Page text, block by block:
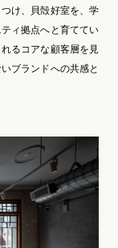
け、貝殻好室を、学
ィ拠点へと育ててい
るコアな顧客層を見
ブランドへの共感と